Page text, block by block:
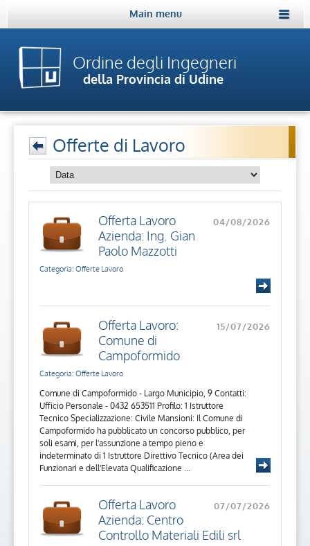
Main menu
Ordine degli Ingegneri
della Provincia di Udine
Offerte di Lavoro
04/08/2026
Offerta Lavoro
Azienda: Ing. Gian
Paolo Mazzotti
Categoria: Offerte Lavoro
15/07/2026
Offerta Lavoro:
Comune di
Campoformido
Categoria: Offerte Lavoro
Comune di Campoformido - Largo Municipio, 9 Contatti:
Ufficio Personale - 0432 653511 Profilo: 1 Istruttore
Tecnico Specializzazione: Civile Mansioni: Il Comune di
Campoformido ha pubblicato un concorso pubblico, per
soli esami, per l'assunzione a tempo pieno e
indeterminato di 1 Istruttore Direttivo Tecnico (Area dei
Funzionari e dell'Elevata Qualificazione ...
07/07/2026
Offerta Lavoro
Azienda: Centro
Controllo Materiali Edili srl